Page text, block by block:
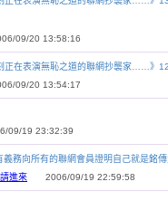
09/20 13:58:16
正在表演無恥之道的聯網抄襲家……》
09/20 13:54:17
19 23:32:39
務向所有的聯網會員證明自己就是銘
進來 2006/09/19 22:59:58